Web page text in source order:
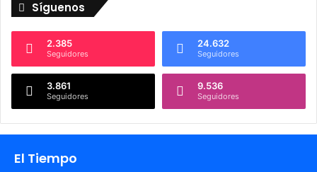
Síguenos
2.385
Seguidores
24.632
Seguidores
3.861
Seguidores
9.536
Seguidores
El Tiempo